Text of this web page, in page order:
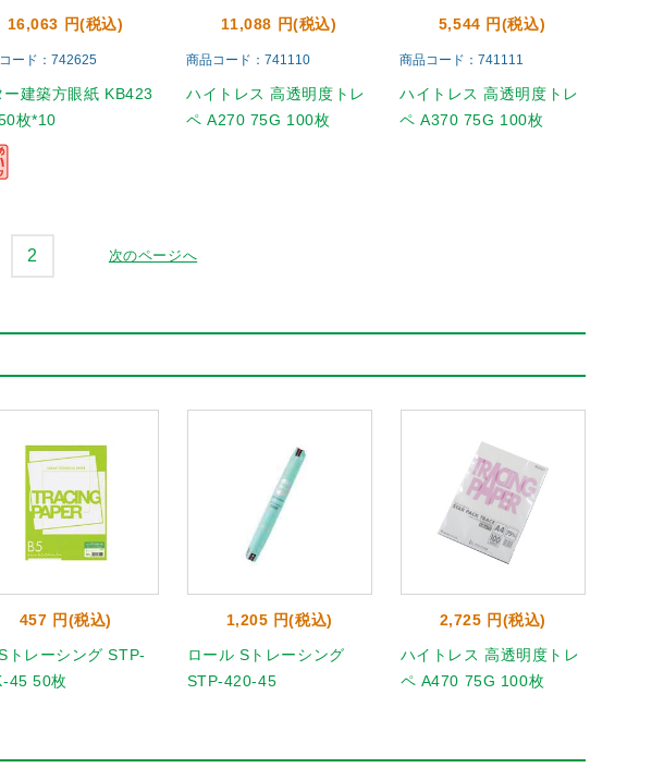
16,063 円(税込)
ード：742625
ー建築方眼紙 KB423
枚*10
11,088 円(税込)
商品コード：741110
ハイトレス 高透明度トレ
ペ A270 75G 100枚
5,544 円(税込)
商品コード：741111
ハイトレス 高透明度トレ
ペ A370 75G 100枚
2 次のページへ
457 円(税込)
トレーシング STP-
45 50枚
1,205 円(税込)
ロール Sトレーシング
STP-420-45
2,725 円(税込)
ハイトレス 高透明度トレ
ペ A470 75G 100枚